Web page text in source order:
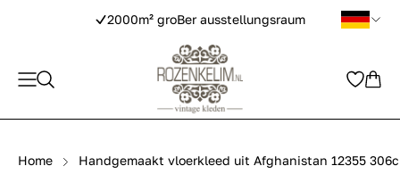
2000m² groBer ausstellungsraum
Home Handgemaakt vloerkleed uit Afghanistan 12355